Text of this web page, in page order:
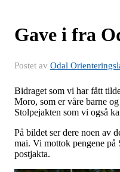
Gave i fra
Postet av Odal
Bidraget som vi har fått
Moro, som er våre barne
Stolpejakten som vi også
På bildet ser dere noen av
mai. Vi mottok pengene på
postjakta.